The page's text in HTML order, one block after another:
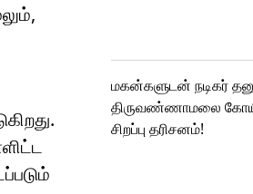
மகன்களுடன் நடிகர்
திருவண்ணாமலை
சிறப்பு தரிசனம்!